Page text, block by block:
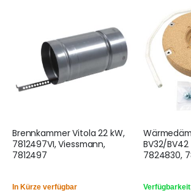
Brennkammer Vitola 22 kW,
7812497VI, Viessmann,
7812497
In Kürze verfügbar
BV32/
7824830,